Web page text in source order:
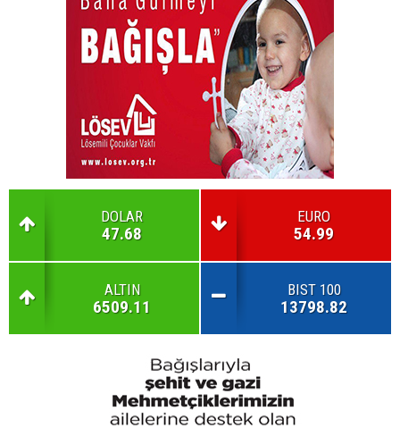
DOLAR
47.68
EURO
54.99
ALTIN
6509.11
BIST 100
13798.82